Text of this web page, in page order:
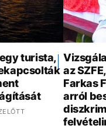
turista,
az
Farkas
arról